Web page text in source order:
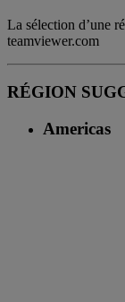
La sélection d’une
teamviewer.com
RÉGION
Americas